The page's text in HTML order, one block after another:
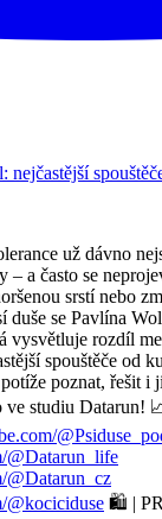
už dávno
a často se
srstí nebo
duše se Pavlína
vysvětluje rozdíl
spouštěče od
poznat, řešit i
ve studiu Datarun!
@Datarun_life
@Datarun_cz
@kociciduse 🛍️ |